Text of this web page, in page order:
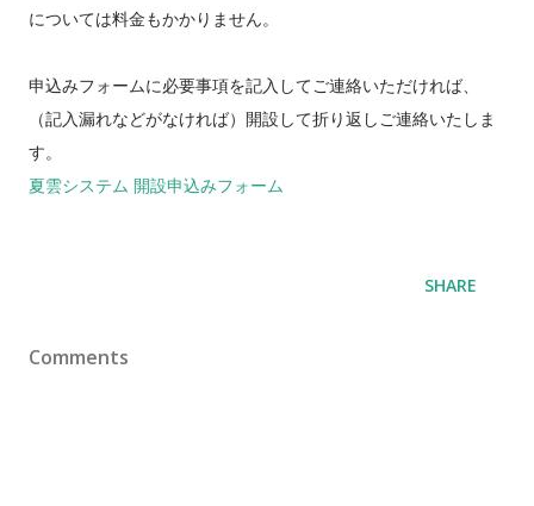
については料金もかかりません。
申込みフォームに必要事項を記入してご連絡いただければ、
（記入漏れなどがなければ）開設して折り返しご連絡いたしま
す。
夏雲システム 開設申込みフォーム
SHARE
Comments